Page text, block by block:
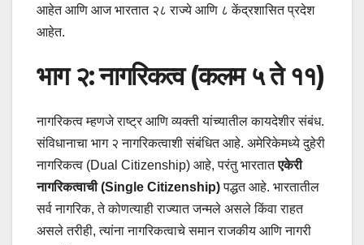
आहेत आणि आज भारतात २८ राज्ये आणि ८ केंद्रशासित प्रदेश
आहेत.
भाग २: नागरिकत्व (कलम ५ ते ११)
नागरिकत्व म्हणजे राष्ट्र आणि व्यक्ती यांच्यातील कायदेशीर संबंध.
संविधानाचा भाग २ नागरिकत्वाशी संबंधित आहे. अमेरिकेमध्ये दुहेरी
नागरिकत्व (Dual Citizenship) आहे, परंतु भारतातएकेरी
नागरिकत्वाची (Single Citizenship)पद्धत आहे. भारतातील
सर्व नागरिक, ते कोणत्याही राज्यात जन्मले असले किंवा राहत
असले तरीही, त्यांना नागरिकत्वाचे समान राजकीय आणि नागरी